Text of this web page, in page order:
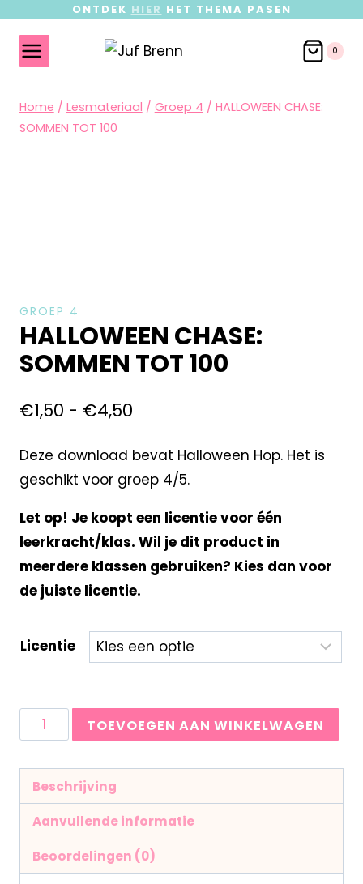
ONTDEK HIER HET THEMA PASEN
0
Home / Lesmateriaal / Groep 4 / HALLOWEEN CHASE:
SOMMEN TOT 100
GROEP 4
HALLOWEEN CHASE:
SOMMEN TOT 100
€1,50 - €4,50
Deze download bevat Halloween Hop. Het is
geschikt voor groep 4/5.
Let op! Je koopt een licentie voor één
leerkracht/klas. Wil je dit product in
meerdere klassen gebruiken? Kies dan voor
de juiste licentie.
Licentie
TOEVOEGEN AAN WINKELWAGEN
Beschrijving
Aanvullende informatie
Beoordelingen (0)